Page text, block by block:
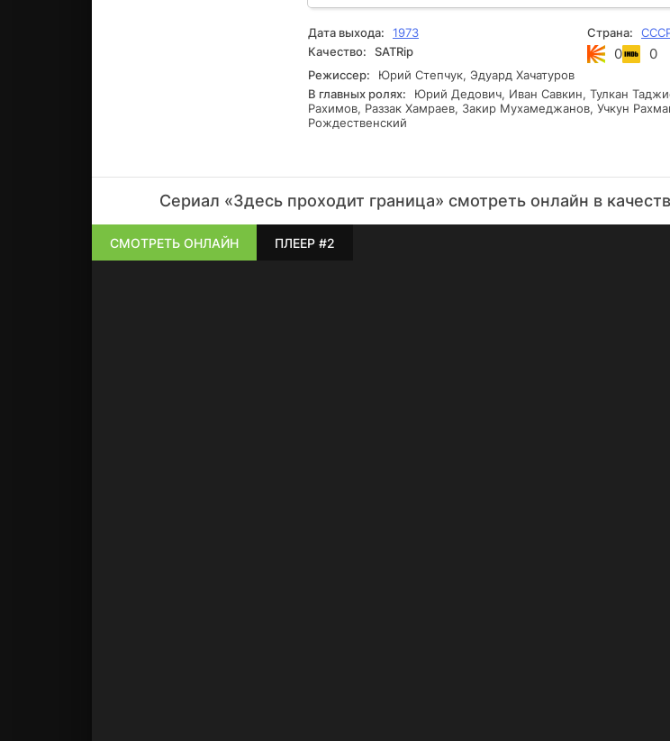
каждая линия определяется не только картой, но и
достигает своего пика.
Дата выхода: 1973 Страна:
Качество:
SATRip 0 0
Режиссер:
Юрий Степчук, Эдуард Хачатуров
В главных ролях:
Юрий Дедович, Иван Савкин, Тулкан
Рахимов, Раззак Хамраев, Закир Мухамеджанов, Учкун
Рождественский
Сериал «Здесь проходит граница» смотреть онлайн в
СМОТРЕТЬ ОНЛАЙН ПЛЕЕР #2